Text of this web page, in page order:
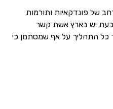
של פונדקאיות ותורמות
יש בארץ אשת קשר
כל התהליך על אף שמסתמן כי